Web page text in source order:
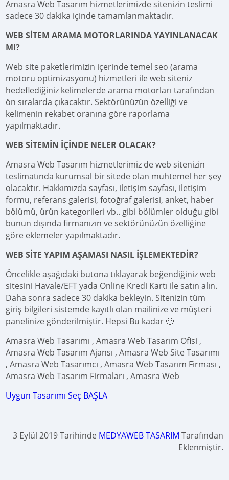
Amasra Web Tasarım hizmetlerimizde sitenizin teslimi
sadece 30 dakika içinde tamamlanmaktadır.
WEB SİTEM ARAMA MOTORLARINDA YAYINLANACAK
MI?
Web site paketlerimizin içerinde temel seo (arama
motoru optimizasyonu) hizmetleri ile web siteniz
hedeflediğiniz kelimelerde arama motorları tarafından
ön sıralarda çıkacaktır. Sektörünüzün özelliği ve
kelimenin rekabet oranına göre raporlama
yapılmaktadır.
WEB SİTEMİN İÇİNDE NELER OLACAK?
Amasra Web Tasarım hizmetlerimiz de web sitenizin
teslimatında kurumsal bir sitede olan muhtemel her şey
olacaktır. Hakkımızda sayfası, iletişim sayfası, iletişim
formu, referans galerisi, fotoğraf galerisi, anket, haber
bölümü, ürün kategorileri vb.. gibi bölümler olduğu gibi
bunun dışında firmanızın ve sektörünüzün özelliğine
göre eklemeler yapılmaktadır.
WEB SİTE YAPIM AŞAMASI NASIL İŞLEMEKTEDİR?
Öncelikle aşağıdaki butona tıklayarak beğendiğiniz web
sitesini Havale/EFT yada Online Kredi Kartı ile satın alın.
Daha sonra sadece 30 dakika bekleyin. Sitenizin tüm
giriş bilgileri sistemde kayıtlı olan mailinize ve müşteri
panelinize gönderilmiştir. Hepsi Bu kadar 🙂
Amasra Web Tasarımı , Amasra Web Tasarım Ofisi ,
Amasra Web Tasarım Ajansı , Amasra Web Site Tasarımı
, Amasra Web Tasarımcı , Amasra Web Tasarım Firması ,
Amasra Web Tasarım Firmaları , Amasra Web
Uygun Tasarımı Seç BAŞLA
3 Eylül 2019 Tarihinde MEDYAWEB TASARIM Tarafından
Eklenmiştir.